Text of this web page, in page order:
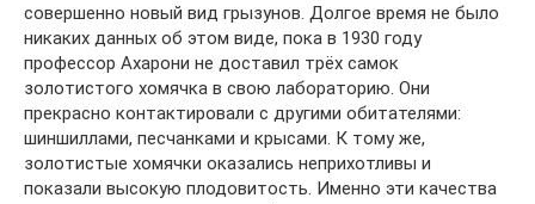
совершенно новый вид грызунов. Долгое время не было
никаких данных об этом виде, пока в 1930 году
профессор Ахарони не доставил трёх самок
золотистого хомячка в свою лабораторию. Они
прекрасно контактировали с другими обитателями:
шиншиллами, песчанками и крысами. К тому же,
золотистые хомячки оказались неприхотливы и
показали высокую плодовитость. Именно эти качества